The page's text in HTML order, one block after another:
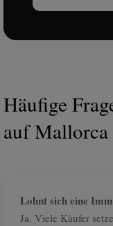
Häufige
auf Mallorca
Lohnt sich eine
Ja. Viele Käufer